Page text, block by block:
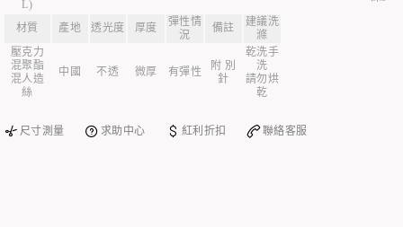
L)
材質 產地 透光度 厚度
彈性情
況
備註
建議洗
滌
壓克力
混聚酯
混人造
絲
中國 不透 微厚 有彈性
附 別
針
乾洗手
洗
請勿烘
乾
尺寸測量 求助中心 紅利折扣 聯絡客服